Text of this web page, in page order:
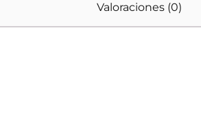
Valoraciones (0)